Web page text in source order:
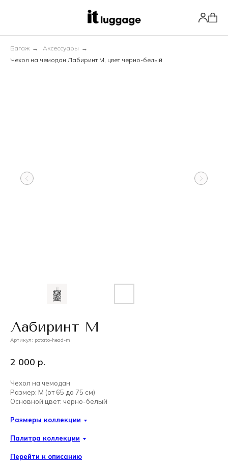
Багаж → Аксессуары →
Чехол на чемодан Лабиринт М, цвет черно-белый
Лабиринт M
Артикул: potato-head-m
2 000 р.
Чехол на чемодан
Размер: M (от 65 до 75 см)
Основной цвет: черно-белый
Размеры коллекции
Палитра коллекции
Перейти к описанию